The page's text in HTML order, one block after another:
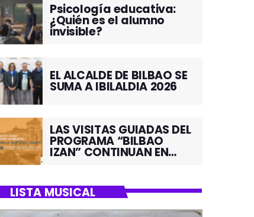
Psicología educativa:
¿Quién es el alumno
invisible?
EL ALCALDE DE BILBAO SE
SUMA A IBILALDIA 2026
LAS VISITAS GUIADAS DEL
PROGRAMA “BILBAO
IZAN” CONTINUAN EN
LISTA MUSICAL